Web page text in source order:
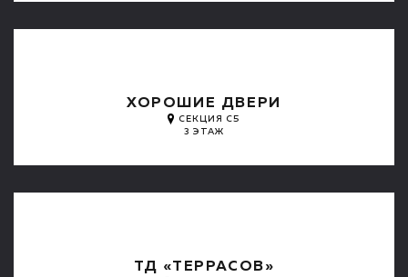
ХОРОШИЕ ДВЕРИ
СЕКЦИЯ C5
3 ЭТАЖ
ТД «ТЕРРАСОВ»